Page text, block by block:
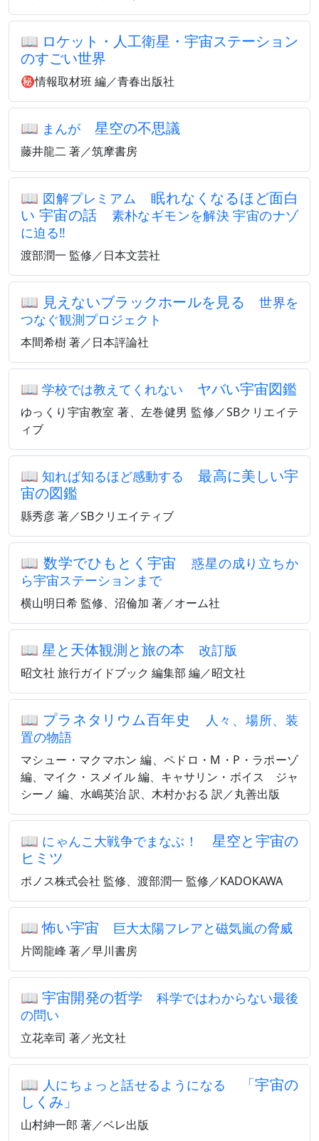
📖 ロケット・人工衛星・宇宙ステーション
のすごい世界
㊙情報取材班 編／青春出版社
📖 まんが 星空の不思議
藤井龍二 著／筑摩書房
📖 図解プレミアム
眠れなくなるほど面白
い 宇宙の話 素朴なギモンを解決 宇宙のナゾ
に迫る‼
渡部潤一 監修／日本文芸社
📖 見えないブラックホールを見る世界を
つなぐ観測プロジェクト
本間希樹 著／日本評論社
📖 学校では教えてくれない ヤバい宇宙図鑑
ゆっくり宇宙教室 著、左巻健男 監修／SBクリエイテ
ィブ
📖知れば知るほど感動する
最高に美しい宇
宙の図鑑
縣秀彦 著／SBクリエイティブ
📖 数学でひもとく宇宙惑星の成り立ちか
ら宇宙ステーションまで
横山明日希 監修、沼倫加 著／オーム社
📖 星と天体観測と旅の本 改訂版
昭文社 旅行ガイドブック 編集部 編／昭文社
📖 プラネタリウム百年史
人々、場所、装
置の物語
マシュー・マクマホン 編、ペドロ・M・P・ラポーゾ
編、マイク・スメイル 編、キャサリン・ボイス゠ジャ
シーノ 編、水嶋英治 訳、木村かおる 訳／丸善出版
📖 にゃんこ大戦争でまなぶ！
星空と宇宙の
ヒミツ
ポノス株式会社 監修、渡部潤一 監修／KADOKAWA
📖怖い宇宙 巨大太陽フレアと磁気嵐の脅威
片岡龍峰 著／早川書房
📖宇宙開発の哲学科学ではわからない最後
の問い
立花幸司 著／光文社
📖 人にちょっと話せるようになる
「宇宙の
しくみ」
山村紳一郎 著／ベレ出版